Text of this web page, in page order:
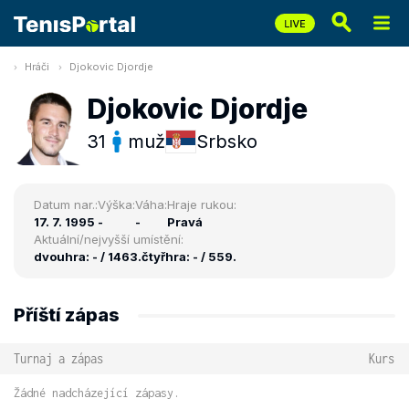
Hráči Djokovic Djordje
Djokovic Djordje
31 muž Srbsko
Datum nar.:
17. 7. 1995
Výška:
-
Váha:
-
Hraje rukou:
Pravá
Aktuální/nejvyšší umístění:
dvouhra: - / 1463.čtyřhra: - / 559.
Příští zápas
Turnaj a zápas Kurs
Žádné nadcházející zápasy.